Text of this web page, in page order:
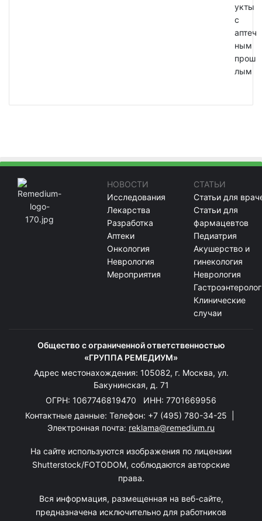
укты
с
аптеч
ным
прош
лым
НОВОСТИ
Исследования
Лекарства
Разработка
Аптеки
Онкология
Неврология
Мероприятия
СТАТЬИ
Статьи для
Статьи для
фармацевтов
Педиатрия
Акушерство и
гинекология
Неврология
Клинические
случаи
Общество с ограниченной ответственностью
«ГРУППА РЕМЕДИУМ»
Адрес местонахождения: 105082, г. Москва, ул.
Бакунинская, д. 71
ОГРН: 1067746819470 ИНН: 7701669956
Контактные данные: Телефон: +7 (495) 780-34-25
Электронная почта: reklama@remedium.ru
На сайте используются изображения по лицензии
Shutterstock/FOTODOM, соблюдаются авторские
права.
Вся информация, размещенная на веб-сайте,
предназначена исключительно для работников